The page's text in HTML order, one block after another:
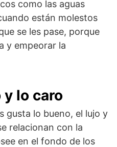
como las aguas
están molestos
se les pase, porque
y empeorar la
lo caro
gusta lo bueno, el lujo y
relacionan con la
en el fondo de los